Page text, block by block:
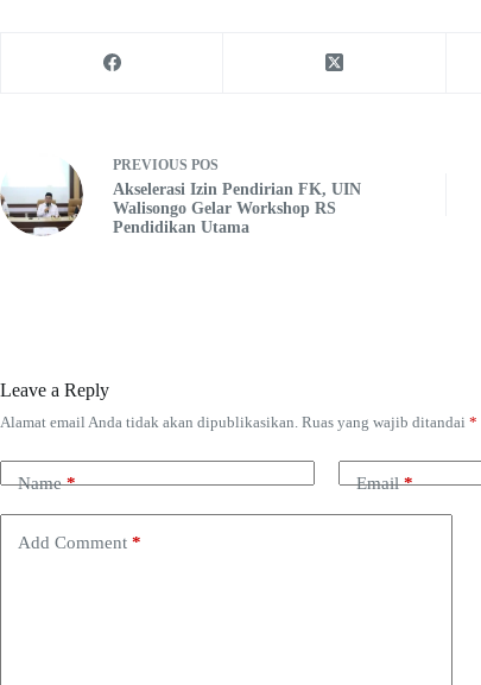
PREVIOUS POS
Akselerasi Izin Pendirian FK, UIN
Walisongo Gelar Workshop RS
Pendidikan Utama
Leave a Reply
Alamat email Anda tidak akan dipublikasikan. Ruas yang wajib ditandai *
Name* Email*
Add Comment *